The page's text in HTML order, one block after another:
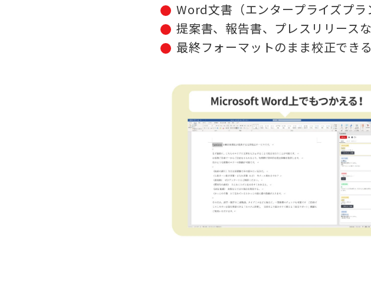
Word文書（エンタープライズプ
提案書、報告書、プレスリリース
最終フォーマットのまま校正でき